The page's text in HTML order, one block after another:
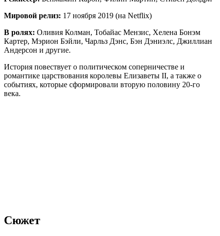
Мировой релиз: 17 ноября 2019 (на Netflix)
В ролях: Оливия Колман, Тобайас Мензис, Хелена Бонэм
Картер, Мэрион Бэйли, Чарльз Дэнс, Бэн Дэниэлс, Джиллиан
Андерсон и другие.
История повествует о политическом соперничестве и
романтике царствования королевы Елизаветы II, а также о
событиях, которые сформировали вторую половину 20-го
века.
Сюжет